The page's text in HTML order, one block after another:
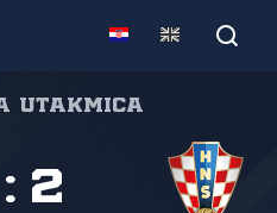
utakmica
: 2